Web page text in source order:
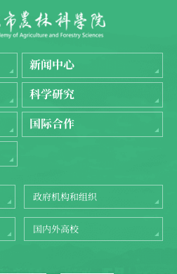
新闻中心
科学研究
国际合作
政府机构和组织
国内外高校